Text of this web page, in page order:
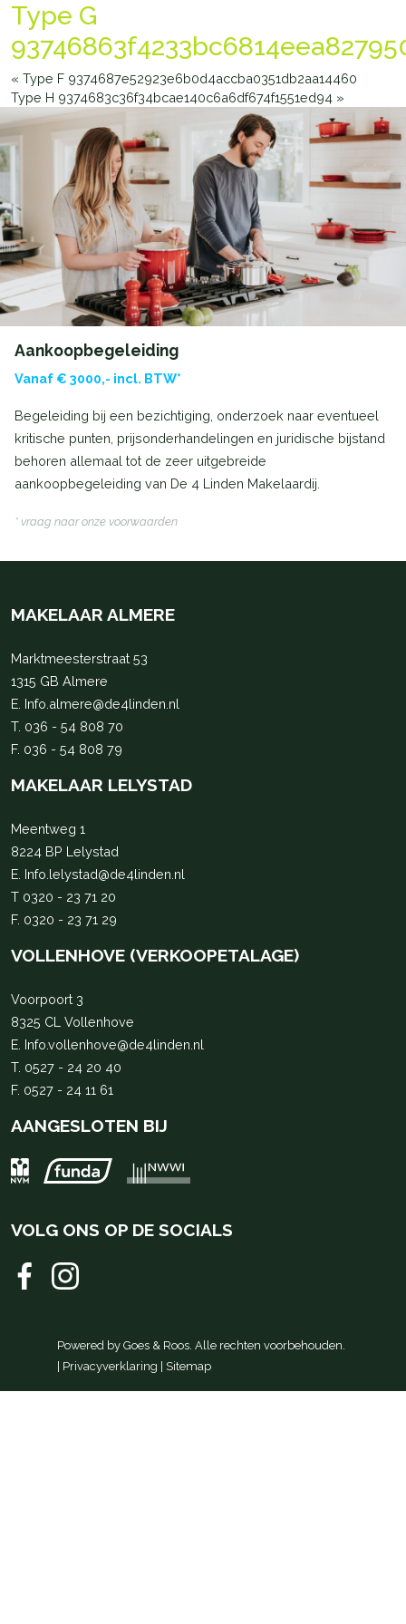
Type G
« Type F 9374687e52923e6b0d4accba0351db2aa14460
Type H 9374683c36f34bcae140c6a6df674f1551ed94 »
Aankoopbegeleiding
Vanaf € 3000,- incl. BTW*
Begeleiding bij een bezichtiging, onderzoek naar eventueel
kritische punten, prijsonderhandelingen en juridische bijstand
behoren allemaal tot de zeer uitgebreide
aankoopbegeleiding van De 4 Linden Makelaardij.
* vraag naar onze voorwaarden
MAKELAAR ALMERE
Marktmeesterstraat 53
1315 GB Almere
E. Info.almere@de4linden.nl
T. 036 - 54 808 70
F. 036 - 54 808 79
MAKELAAR LELYSTAD
Meentweg 1
8224 BP Lelystad
E. Info.lelystad@de4linden.nl
T 0320 - 23 71 20
F. 0320 - 23 71 29
VOLLENHOVE (VERKOOPETALAGE)
Voorpoort 3
8325 CL Vollenhove
E. Info.vollenhove@de4linden.nl
T. 0527 - 24 20 40
F. 0527 - 24 11 61
AANGESLOTEN BIJ
VOLG ONS OP DE SOCIALS
Powered by Goes & Roos. Alle rechten voorbehouden.
Privacyverklaring Sitemap